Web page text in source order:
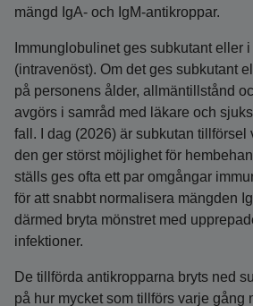
mängd IgA- och IgM-antikroppar.
Immunglobulinet ges subkutant eller
(intravenöst). Om det ges subkutant
på personens ålder, allmäntillstånd
avgörs i samråd med läkare och
fall. I dag (2026) är subkutan tillförsel
den ger störst möjlighet för
ställs ges ofta ett par omgångar
för att snabbt normalisera mängden
därmed bryta mönstret med
infektioner.
De tillförda antikropparna bryts ned
på hur mycket som tillförs varje gång